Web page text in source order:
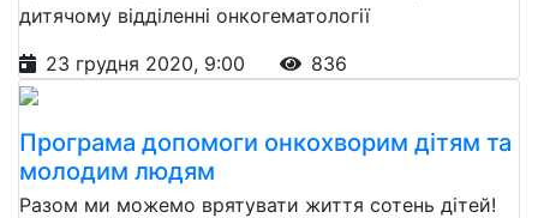
дитячому відділенні онкогематології
23 грудня 2020, 9:00
836
Програма допомоги онкохворим дітям та
молодим людям
Разом ми можемо врятувати життя сотень дітей!